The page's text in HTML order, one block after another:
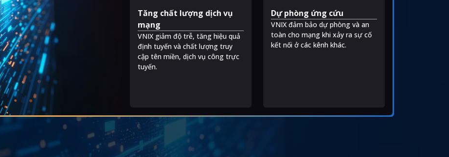
Tăng chất lượng dịch vụ
mạng
.VNIX giảm độ trễ, tăng hiệu quả
định tuyến và chất lượng truy
cập tên miền, dịch vụ công trực
tuyến.
Dự phòng ứng cứu
.VNIX đảm bảo dự phòng và an
toàn cho mạng khi xảy ra sự cố
kết nối ở các kênh khác.